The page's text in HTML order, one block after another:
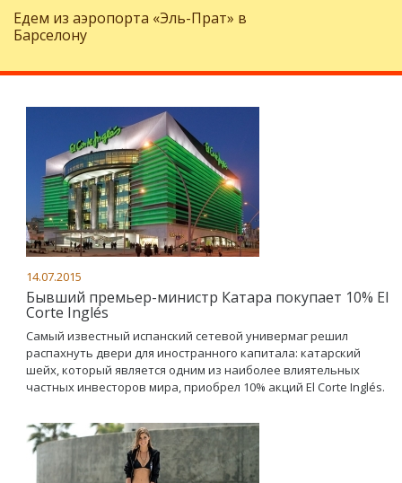
Едем из аэропорта «Эль-Прат» в
Барселону
14.07.2015
Бывший премьер-министр Катара покупает 10% El
Corte Inglés
Самый известный испанский сетевой универмаг решил
распахнуть двери для иностранного капитала: катарский
шейх, который является одним из наиболее влиятельных
частных инвесторов мира, приобрел 10% акций El Corte Inglés.